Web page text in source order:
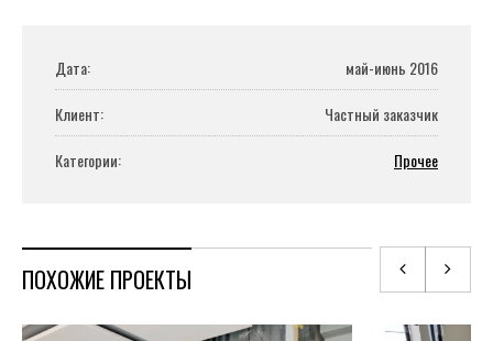
Дата:
май-июнь 2016
Клиент:
Частный заказчик
Категории:
Прочее
ПОХОЖИЕ ПРОЕКТЫ